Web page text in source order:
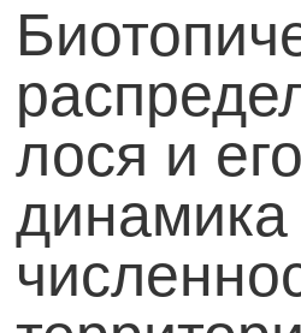
лося и его
динамика